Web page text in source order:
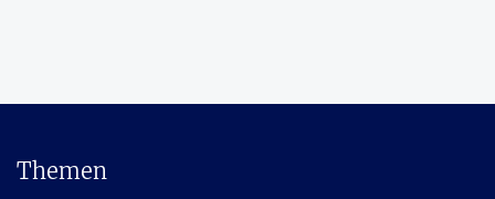
Themen